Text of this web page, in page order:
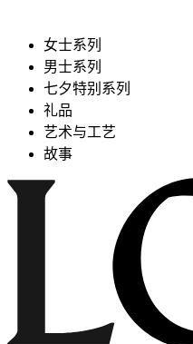
女士系列
男士系列
七夕特别系列
礼品
艺术与工艺
故事